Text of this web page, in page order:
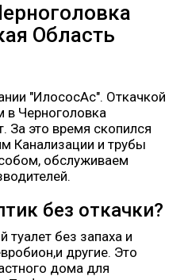
Область
"ИлососАс". Откачкой
в Черноголовка
За это время скопился
Канализации и трубы
обслуживаем
без откачки?
туалет без запаха и
другие. Это
дома для